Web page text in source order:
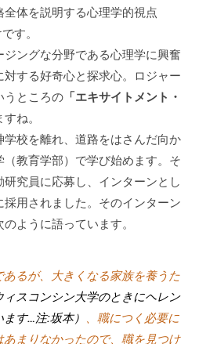
体を説明する心理学的視点
す。
ングな分野である心理学に興奮
対する好奇心と探求心。ロジャー
うところの 「エキサイトメント・
ね。
学校を離れ、道路をはさんだ向か
教育学部）で学び始めます。そ
究員に応募し、インターンとし
用されました。そのインターン
ように語っています。
るが、大きくなる家族を養うた
ィスコンシン大学のときにヘレン
す…注:坂本） 、職につく必要に
まりなかったので、職を見つけ